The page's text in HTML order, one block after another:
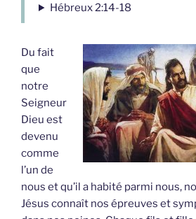
Hébreux 2:14-18
Du fait
que
notre
Seigneur
Dieu est
devenu
comme
l’un de
nous et qu’il a habité parmi nous,
Jésus connaît nos épreuves et